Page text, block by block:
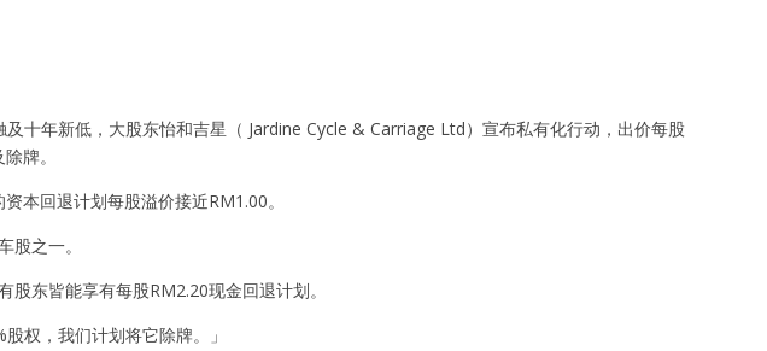
十年新低，大股东怡和吉星（ Jardine Cycle & Carriage Ltd）宣布私有化行动，出价每股
牌。
本回退计划每股溢价接近RM1.00。
股之一。
东皆能享有每股RM2.20现金回退计划。
权，我们计划将它除牌。」